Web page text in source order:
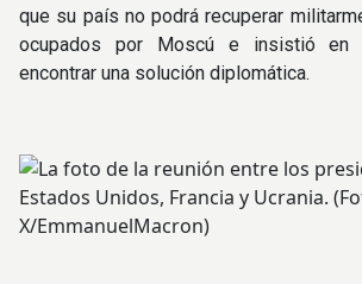
que su país no podrá recuperar
ocupados por Moscú e insistió en
encontrar una solución diplomática.